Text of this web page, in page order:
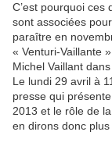
C’est pourquoi ces
sont associées
paraître en
« Venturi-Vaillante
Michel Vaillant
Le lundi 29 avril à
presse qui
2013 et le rôle de
en dirons donc